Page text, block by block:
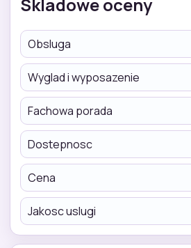
Skladowe oceny
Obsluga
Wyglad i wyposazenie
Fachowa porada
Dostepnosc
Cena
Jakosc uslugi